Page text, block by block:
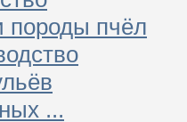
породы пчёл
...